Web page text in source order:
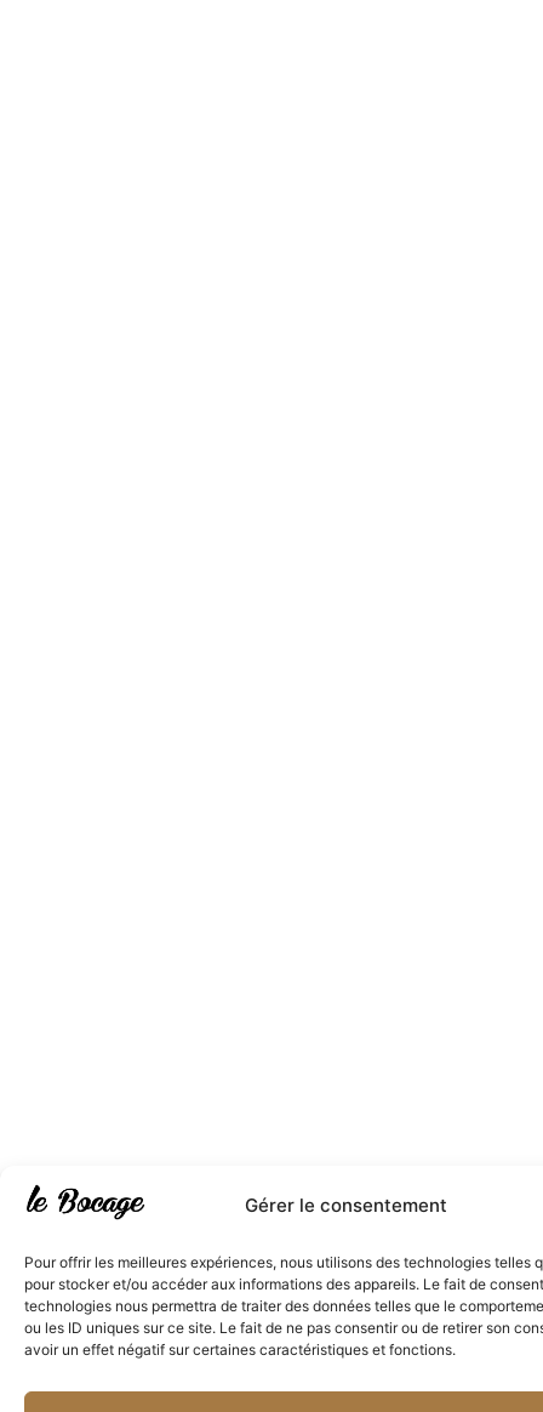
Gérer le consentement
Pour offrir les meilleures expériences, nous utilisons des technologies telles
pour stocker et/ou accéder aux informations des appareils. Le fait de
technologies nous permettra de traiter des données telles que le
ou les ID uniques sur ce site. Le fait de ne pas consentir ou de retirer son
avoir un effet négatif sur certaines caractéristiques et fonctions.